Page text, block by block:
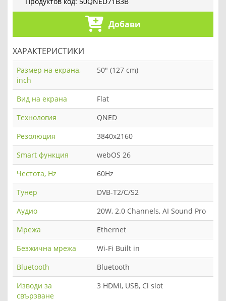
Добави
ХАРАКТЕРИСТИКИ
Размер на екрана,
inch
50" (127 cm)
Вид на екрана
Flat
Технология
QNED
Резолюция
3840x2160
Smart функция
webOS 26
Честота, Hz
60Hz
Тунер
DVB-T2/C/S2
Аудио
20W, 2.0 Channels, AI Sound Pro
Мрежа
Ethernet
Безжична мрежа
Wi-Fi Built in
Bluetooth
Bluetooth
Изводи за
свързване
3 HDMI, USB, Cl slot